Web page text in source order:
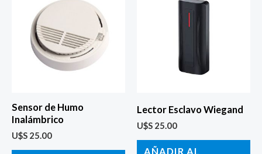
Sensor de Humo
Inalámbrico
U$S 25.00
Lector Esclavo Wiegand
U$S 25.00
AÑADIR AL